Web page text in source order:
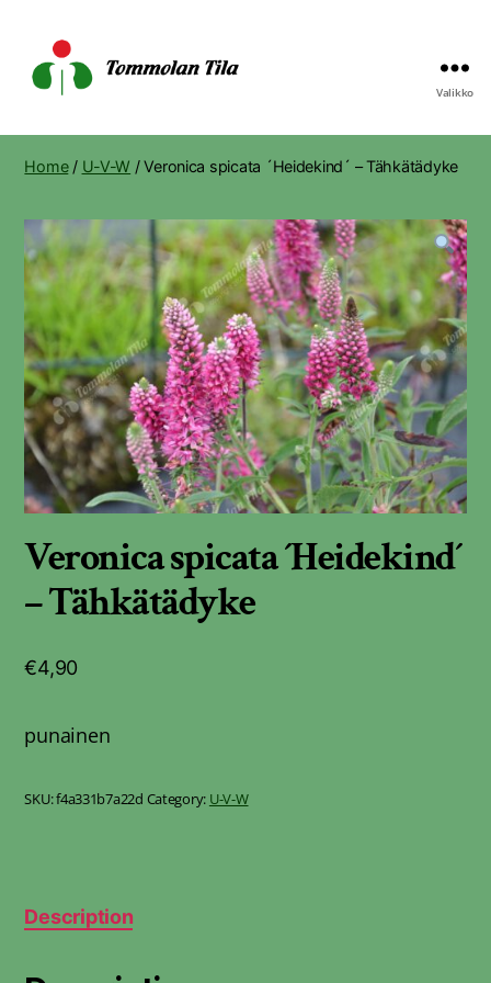
Tila
Valikko
Home/ U-V-W / Veronica spicata ´Heidekind´ – Tähkätädyke
Veronica spicata ´Heidekind´
– Tähkätädyke
€4,90
punainen
SKU:f4a331b7a22d Category: U-V-W
Description